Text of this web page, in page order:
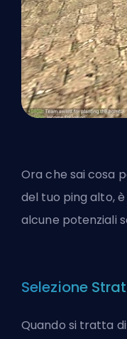
Ora che sai cosa
del tuo ping alto,
alcune potenziali
Selezione
Quando si tratta